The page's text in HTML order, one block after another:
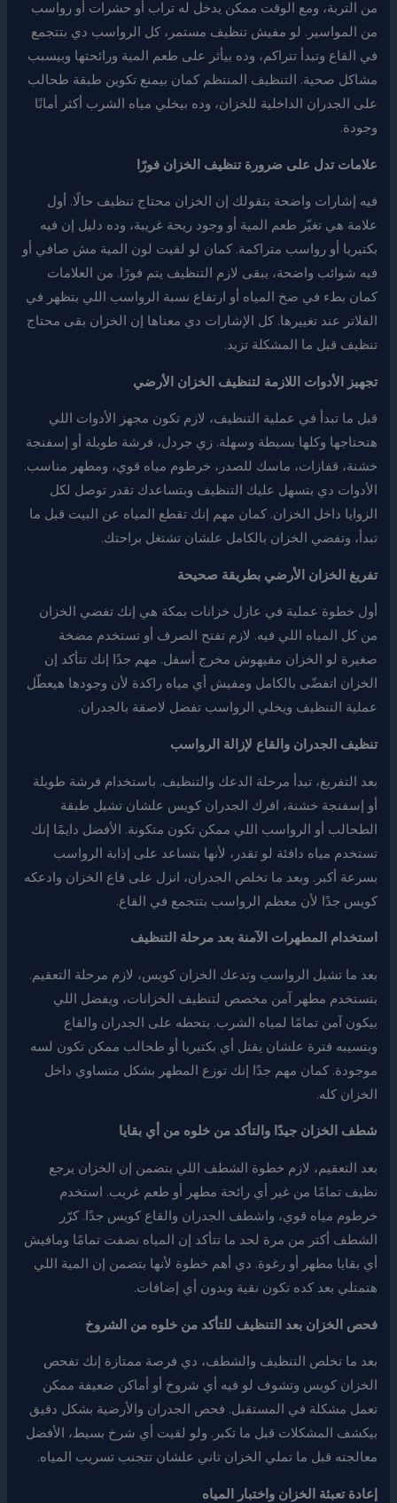
من التربة، ومع الوقت ممكن يدخل له تراب أو حشرات أو رواسب
من المواسير. لو مفيش تنظيف مستمر، كل الرواسب دي بتتجمع
في القاع وتبدأ تتراكم، وده بيأثر على طعم المية ورائحتها وبيسبب
مشاكل صحية. التنظيف المنتظم كمان بيمنع تكوين طبقة طحالب
على الجدران الداخلية للخزان، وده بيخلي مياه الشرب أكثر أمانًا
وجودة.
علامات تدل على ضرورة تنظيف الخزان فورًا
فيه إشارات واضحة بتقولك إن الخزان محتاج تنظيف حالًا. أول
علامة هي تغيّر طعم المية أو وجود ريحة غريبة، وده دليل إن فيه
بكتيريا أو رواسب متراكمة. كمان لو لقيت لون المية مش صافي أو
فيه شوائب واضحة، يبقى لازم التنظيف يتم فورًا. من العلامات
كمان بطء في ضخ المياه أو ارتفاع نسبة الرواسب اللي بتظهر في
الفلاتر عند تغييرها. كل الإشارات دي معناها إن الخزان بقى محتاج
تنظيف قبل ما المشكلة تزيد.
تجهيز الأدوات اللازمة لتنظيف الخزان الأرضي
قبل ما تبدأ في عملية التنظيف، لازم تكون مجهز الأدوات اللي
هتحتاجها وكلها بسيطة وسهلة. زي جردل، فرشة طويلة أو إسفنجة
خشنة، قفازات، ماسك للصدر، خرطوم مياه قوي، ومطهر مناسب.
الأدوات دي بتسهل عليك التنظيف وبتساعدك تقدر توصل لكل
الزوايا داخل الخزان. كمان مهم إنك تقطع المياه عن البيت قبل ما
تبدأ، وتفضي الخزان بالكامل علشان تشتغل براحتك.
تفريغ الخزان الأرضي بطريقة صحيحة
أول خطوة عملية في عازل خزانات بمكة هي إنك تفضي الخزان
من كل المياه اللي فيه. لازم تفتح الصرف أو تستخدم مضخة
صغيرة لو الخزان مفيهوش مخرج أسفل. مهم جدًا إنك تتأكد إن
الخزان اتفضّى بالكامل ومفيش أي مياه راكدة لأن وجودها هيعطّل
عملية التنظيف ويخلي الرواسب تفضل لاصقة بالجدران.
تنظيف الجدران والقاع لإزالة الرواسب
بعد التفريغ، تبدأ مرحلة الدعك والتنظيف. باستخدام فرشة طويلة
أو إسفنجة خشنة، افرك الجدران كويس علشان تشيل طبقة
الطحالب أو الرواسب اللي ممكن تكون متكونة. الأفضل دايمًا إنك
تستخدم مياه دافئة لو تقدر، لأنها بتساعد على إذابة الرواسب
بسرعة أكبر. وبعد ما تخلص الجدران، انزل على قاع الخزان وادعكه
كويس جدًا لأن معظم الرواسب بتتجمع في القاع.
استخدام المطهرات الآمنة بعد مرحلة التنظيف
بعد ما تشيل الرواسب وتدعك الخزان كويس، لازم مرحلة التعقيم.
بتستخدم مطهر آمن مخصص لتنظيف الخزانات، ويفضل اللي
بيكون آمن تمامًا لمياه الشرب. بتحطه على الجدران والقاع
وبتسيبه فترة علشان يقتل أي بكتيريا أو طحالب ممكن تكون لسه
موجودة. كمان مهم جدًا إنك توزع المطهر بشكل متساوي داخل
الخزان كله.
شطف الخزان جيدًا والتأكد من خلوه من أي بقايا
بعد التعقيم، لازم خطوة الشطف اللي بتضمن إن الخزان يرجع
نظيف تمامًا من غير أي رائحة مطهر أو طعم غريب. استخدم
خرطوم مياه قوي، واشطف الجدران والقاع كويس جدًا. كرّر
الشطف أكتر من مرة لحد ما تتأكد إن المياه نضفت تمامًا ومافيش
أي بقايا مطهر أو رغوة. دي أهم خطوة لأنها بتضمن إن المية اللي
هتمتلي بعد كده تكون نقية وبدون أي إضافات.
فحص الخزان بعد التنظيف للتأكد من خلوه من الشروخ
بعد ما تخلص التنظيف والشطف، دي فرصة ممتازة إنك تفحص
الخزان كويس وتشوف لو فيه أي شروخ أو أماكن ضعيفة ممكن
تعمل مشكلة في المستقبل. فحص الجدران والأرضية بشكل دقيق
بيكشف المشكلات قبل ما تكبر. ولو لقيت أي شرخ بسيط، الأفضل
معالجته قبل ما تملي الخزان تاني علشان تتجنب تسريب المياه.
إعادة تعبئة الخزان واختبار المياه